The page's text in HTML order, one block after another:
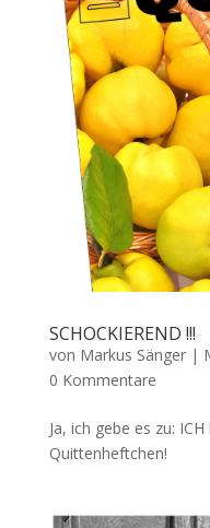
SCHOCKIEREND !!!
von Markus Sänger|
0 Kommentare
Ja, ich gebe es zu:
Quittenheftchen!